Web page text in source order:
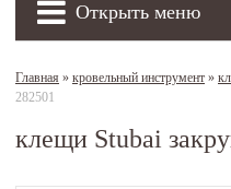
Открыть меню
Главная » кровельный инструмент »
282501
клещи Stubai